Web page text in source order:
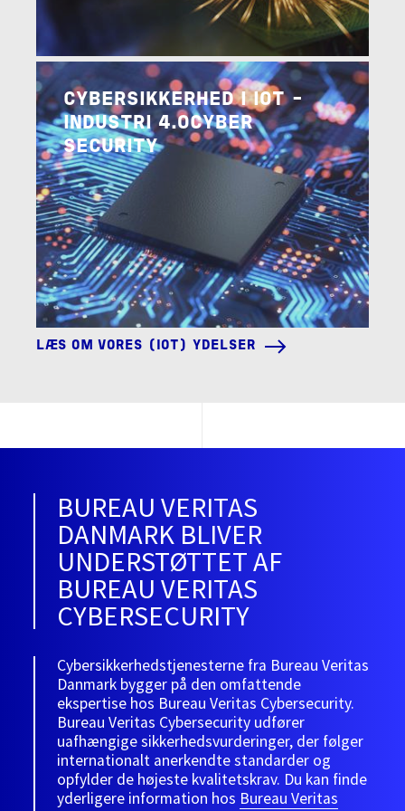
LÆS OM VORES (OT) YDELSER
Image
CYBERSIKKERHED I IOT -
INDUSTRI 4.0CYBER
SECURITY
LÆS OM VORES (IOT) YDELSER
BUREAU VERITAS
DANMARK BLIVER
UNDERSTØTTET AF
BUREAU VERITAS
CYBERSECURITY
Cybersikkerhedstjenesterne fra Bureau Veritas
Danmark bygger på den omfattende
ekspertise hos Bureau Veritas Cybersecurity.
Bureau Veritas Cybersecurity udfører
uafhængige sikkerhedsvurderinger, der følger
internationalt anerkendte standarder og
opfylder de højeste kvalitetskrav. Du kan finde
yderligere information hos Bureau Veritas